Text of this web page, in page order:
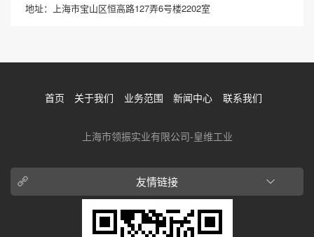
地址：上海市宝山区恒高路127弄6号楼2202室
首页 关于我们 业务范围 新闻中心 联系我们
上海市领振实业有限公司-皇维工业
友情链接